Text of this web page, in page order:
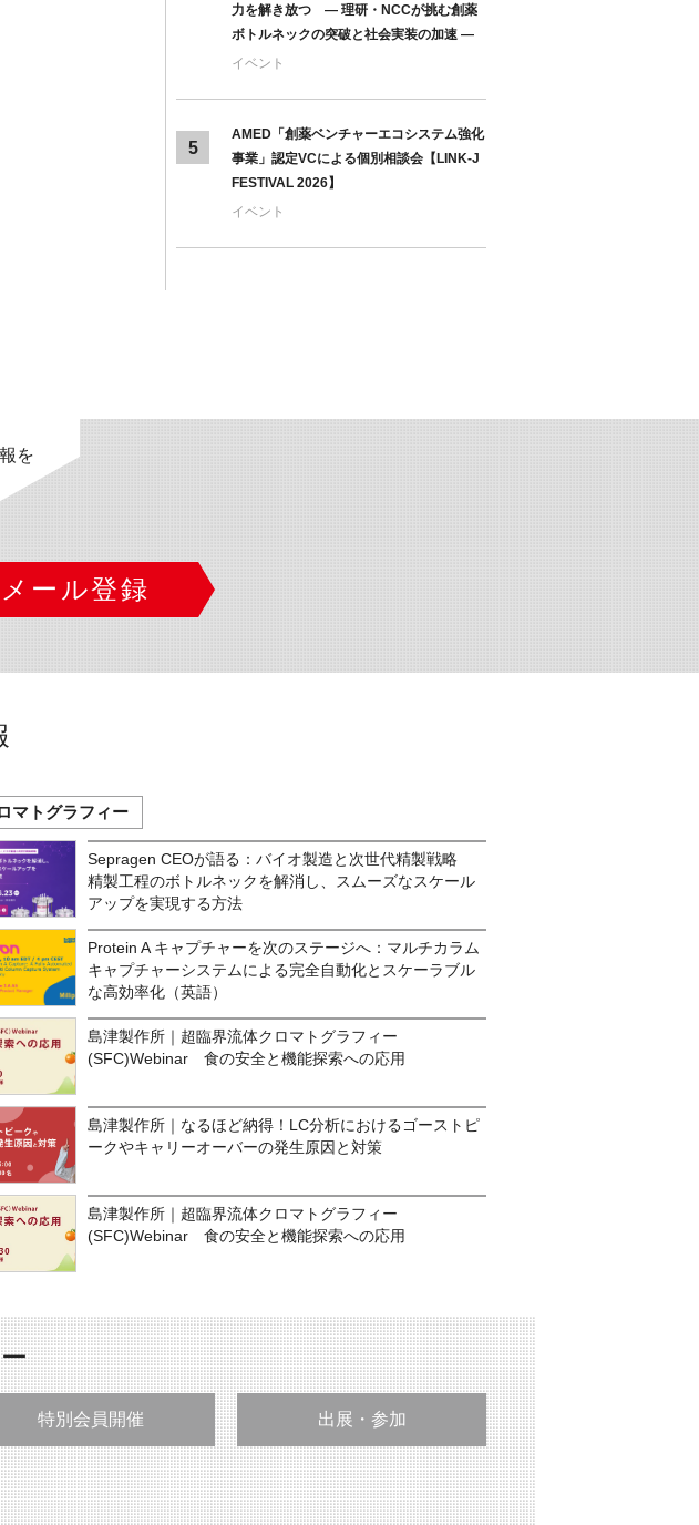
力を解き放つ ― 理研・NCCが挑む創薬
ボトルネックの突破と社会実装の加速 ―
イベント
5
AMED「創薬ベンチャーエコシステム強化
事業」認定VCによる個別相談会【LINK-J
FESTIVAL 2026】
イベント
を
ール登録
マトグラフィー
Sepragen CEOが語る：バイオ製造と次世代精製戦略
精製工程のボトルネックを解消し、スムーズなスケール
アップを実現する方法
Protein A キャプチャーを次のステージへ：マルチカラム
キャプチャーシステムによる完全自動化とスケーラブル
な高効率化（英語）
島津製作所｜超臨界流体クロマトグラフィー
(SFC)Webinar 食の安全と機能探索への応用
島津製作所｜なるほど納得！LC分析におけるゴーストピ
ークやキャリーオーバーの発生原因と対策
島津製作所｜超臨界流体クロマトグラフィー
(SFC)Webinar 食の安全と機能探索への応用
特別会員開催 出展・参加